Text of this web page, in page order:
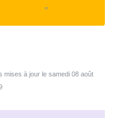
=
mises à jour le samedi 08 août